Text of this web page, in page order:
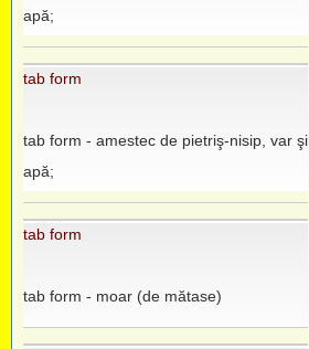
apă;
tab form
tab form - amestec de pietriş-nisip, var şi
apă;
tab form
tab form - moar (de mătase)